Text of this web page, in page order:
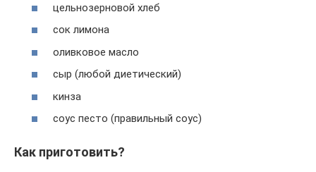
цельнозерновой хлеб
сок лимона
оливковое масло
сыр (любой диетический)
кинза
соус песто (правильный соус)
Как приготовить?